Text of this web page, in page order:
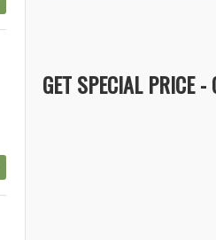
GET SPECIAL PRICE